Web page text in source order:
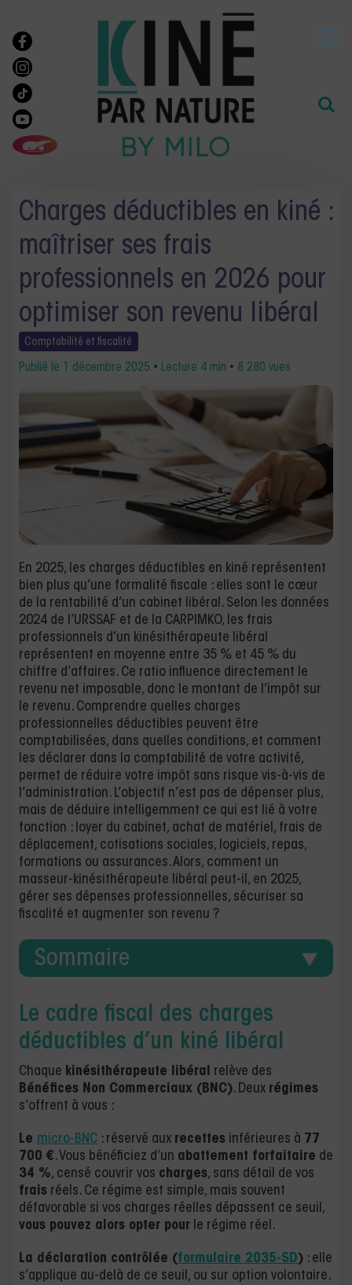
Charges déductibles en kiné :
maîtriser ses frais
professionnels en 2026 pour
optimiser son revenu libéral
Comptabilité etfiscalité
Publié le 1 décembre 2025 • Lecture 4 min • 8 280 vues
En 2025, les charges déductibles en kiné représentent
bien plus qu’une formalité fiscale : elles sont le cœur
de la rentabilité d’un cabinet libéral. Selon les données
2024 de l’URSSAF et de la CARPIMKO, les frais
professionnels d’un kinésithérapeute libéral
représentent en moyenne entre 35 % et 45 % du
chiffre d’affaires. Ce ratio influence directement le
revenu net imposable, donc le montant de l’impôt sur
le revenu. Comprendre quelles charges
professionnelles déductibles peuvent être
comptabilisées, dans quelles conditions, et comment
les déclarer dans la comptabilité de votre activité,
permet de réduire votre impôt sans risque vis-à-vis de
l’administration. L’objectif n’est pas de dépenser plus,
mais de déduire intelligemment ce qui est lié à votre
fonction : loyer du cabinet, achat de matériel, frais de
déplacement, cotisations sociales, logiciels, repas,
formations ou assurances. Alors, comment un
masseur-kinésithérapeute libéral peut-il, en 2025,
gérer ses dépenses professionnelles, sécuriser sa
fiscalité et augmenter son revenu ?
Sommaire
Le cadre fiscal des charges
déductibles d’un kiné libéral
Chaque kinésithérapeute libéral relève des
Bénéfices Non Commerciaux (BNC). Deux régimes
s’offrent à vous :
Le micro-BNC : réservé aux recettes inférieures à 77
700 €. Vous bénéficiez d’un abattement forfaitaire de
34 %, censé couvrir vos charges, sans détail de vos
frais réels. Ce régime est simple, mais souvent
défavorable si vos charges réelles dépassent ce seuil,
vous pouvez alors opter pour le régime réel.
La déclaration contrôlée (formulaire 2035-SD) : elle
s’applique au-delà de ce seuil, ou sur option volontaire.